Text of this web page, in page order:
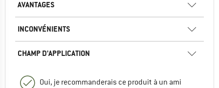
AVANTAGES
INCONVÉNIENTS
CHAMP D'APPLICATION
Oui, je recommanderais ce produit à un ami